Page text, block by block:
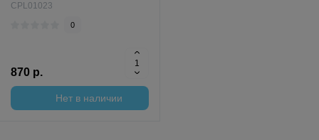
CPL01023
0
870 р.
Нет в наличии